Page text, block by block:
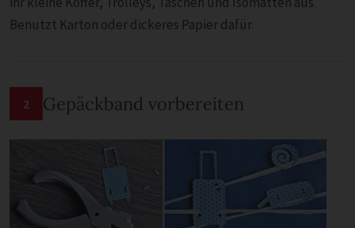
Benutzt Karton oder dickeres Papier dafür.
2 Gepäckband vorbereiten